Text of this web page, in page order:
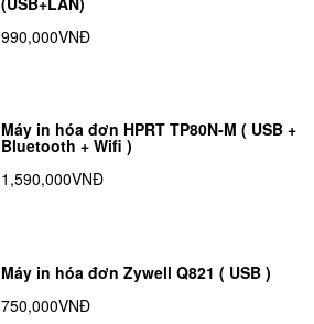
990,000VNĐ
Máy in hóa đơn HPRT TP80N-M ( USB +
Bluetooth + Wifi )
1,590,000VNĐ
Máy in hóa đơn Zywell Q821 ( USB )
750,000VNĐ